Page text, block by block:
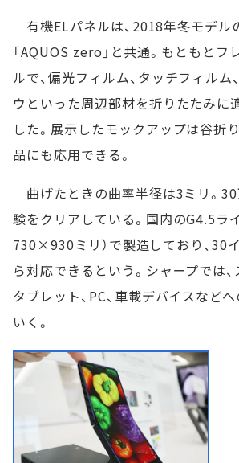
有機ELパネルは、2018年冬モデル
「AQUOS zero」と共通。もともとフ
ルで、偏光フィルム、タッチフィルム
ウといった周辺部材を折りたたみに
した。展示したモックアップは谷折
品にも応用できる。
曲げたときの曲率半径は3ミリ。
験をクリアしている。国内のG4.5ラ
730×930ミリ）で製造しており、30
ら対応できるという。シャープでは
タブレット、PC、車載デバイスなど
いく。